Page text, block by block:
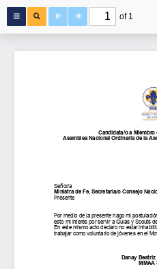
of 1
Candidata/o a Miembro
Asamblea Nacional Ordinaria de la
Señor/a
Ministra de Fe, Secretaria/o Consejo
Presente
Por medio de la presente hago mi
esto mi interés por servir a Guías y Scouts de
En este mismo acto declaro no estar
trabajar como voluntario de jóvenes en el
Danay Beatriz
MMAA